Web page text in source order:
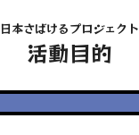
日本さばけるプロジェクト
活動目的